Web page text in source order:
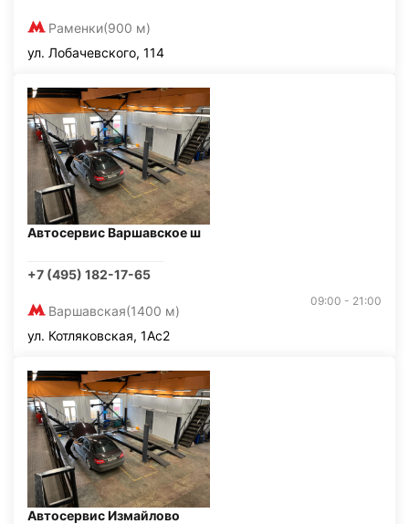
Раменки(900 м)
ул. Лобачевского, 114
Автосервис Варшавское ш
+7 (495) 182-17-65
Варшавская(1400 м)
09:00 - 21:00
ул. Котляковская, 1Ас2
Автосервис Измайлово